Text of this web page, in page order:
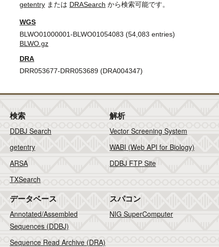
問合せ
English
getentry または DRASearch から検索可能です。
WGS
BLWO01000001-BLWO01054083 (54,083 entries)
BLWO.gz
DRA
DRR053677-DRR053689 (DRA004347)
検索
DDBJ Search
getentry
ARSA
TXSearch
解析
Vector Screening System
WABI (Web API for Biology)
DDBJ FTP Site
データベース
Annotated/Assembled
Sequences (DDBJ)
Sequence Read Archive (DRA)
スパコン
NIG SuperComputer